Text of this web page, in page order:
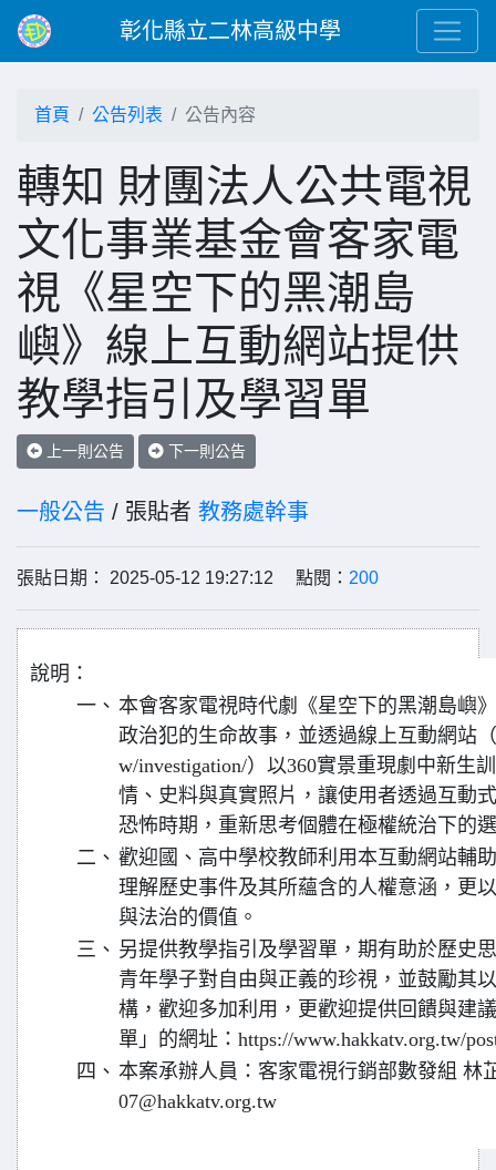
彰化縣立二林高級中學
首頁 公告列表 公告內容
轉知 財團法人公共電視
文化事業基金會客家電
視《星空下的黑潮島
嶼》線上互動網站提供
教學指引及學習單
上一則公告 下一則公告
一般公告 / 張貼者 教務處幹事
張貼日期： 2025-05-12 19:27:12 點閱： 200
說明：
一、 本會客家電視時代劇《星空下的黑潮島嶼
政治犯的生命故事，並透過線上互動網站
w/investigation/）以360實景重現劇中新生
情、史料與真實照片，讓使用者透過互動
恐怖時期，重新思考個體在極權統治下的
二、 歡迎國、高中學校教師利用本互動網站輔
理解歷史事件及其所蘊含的人權意涵，更
與法治的價值。
三、 另提供教學指引及學習單，期有助於歷史
青年學子對自由與正義的珍視，並鼓勵其
構，歡迎多加利用，更歡迎提供回饋與建
單」的網址：https://www.hakkatv.org.tw/
四、 本案承辦人員：客家電視行銷部數發組 林
07@hakkatv.org.tw